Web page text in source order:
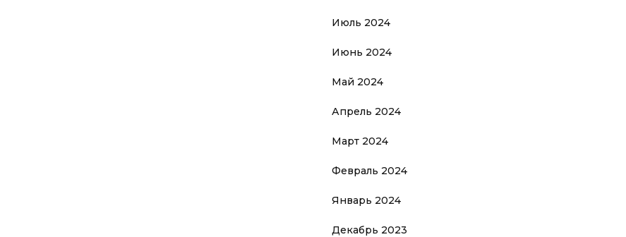
Июль 2024
Июнь 2024
Май 2024
Апрель 2024
Март 2024
Февраль 2024
Январь 2024
Декабрь 2023